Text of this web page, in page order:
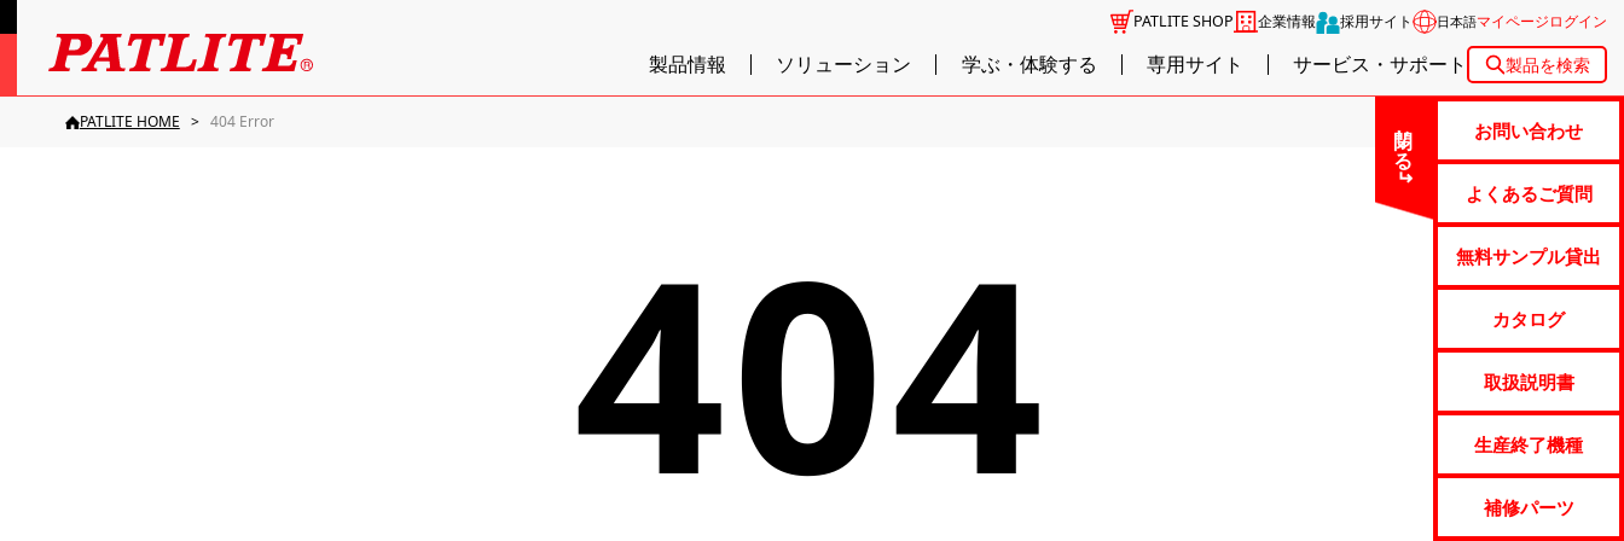
PATLITE SHOP 企業情報 採用サイト 日本語マイページログイン
製品情報 ソリューション 学ぶ・体験する 専用サイト サービス・サポート 製品を検索
閉じる お問い合わせ
よくあるご質問
無料サンプル貸出
カタログ
取扱説明書
生産終了機種
補修パーツ
PATLITE HOME 404 Error
404